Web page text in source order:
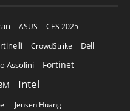
ASUS
CES 2025
CrowdStrike Dell
Assolini Fortinet
Intel
Jensen Huang